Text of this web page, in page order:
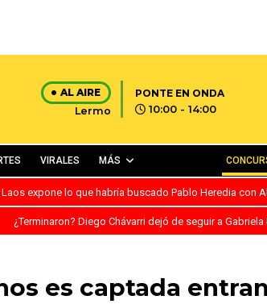
AL AIRE
Lermo
PONTE EN ONDA
10:00 - 14:00
VIRALES MÁS
Laos expone lo que habría buscado Pablo Heredia con
¿Terminaron? Diego Chávarri dejó de seguir a
es captada